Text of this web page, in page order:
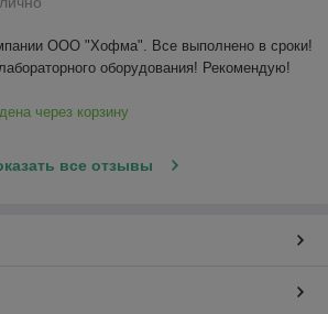
ООО "Хофма". Все выполнено в сроки!
оборудования! Рекомендую!
через корзину
все отзывы